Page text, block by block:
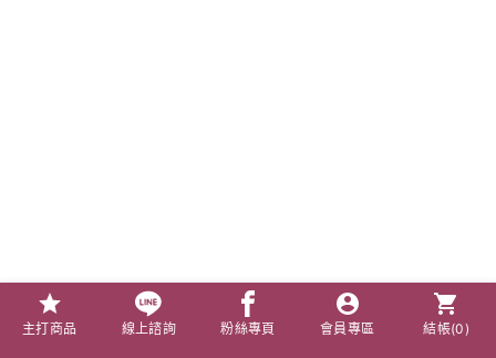
主打商品 線上諮詢 粉絲專頁 會員專區 結帳(0)